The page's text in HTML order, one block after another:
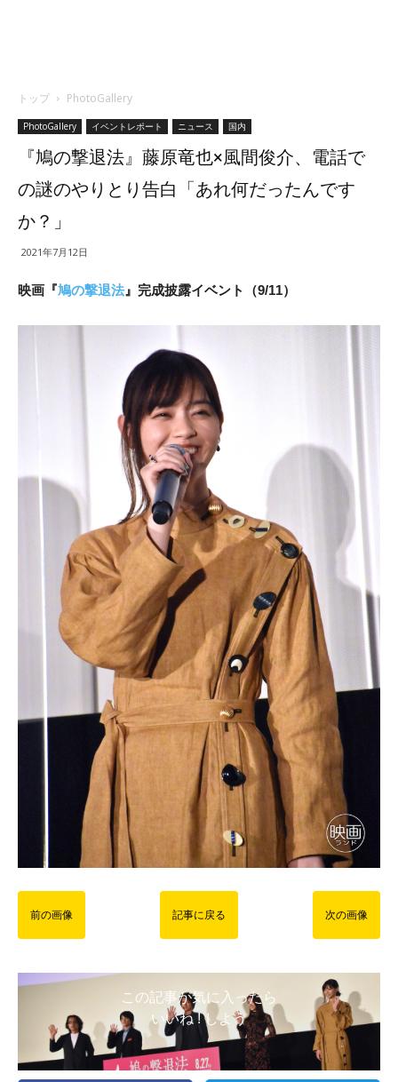
トップ PhotoGallery
PhotoGallery イベントレポート ニュース 国内
『鳩の撃退法』藤原竜也×風間俊介、電話で
の謎のやりとり告白「あれ何だったんです
か？」
2021年7月12日
映画『鳩の撃退法 』完成披露イベント（9/11）
前の画像 記事に戻る 次の画像
この記事が気に入ったら
いいね ! しよう